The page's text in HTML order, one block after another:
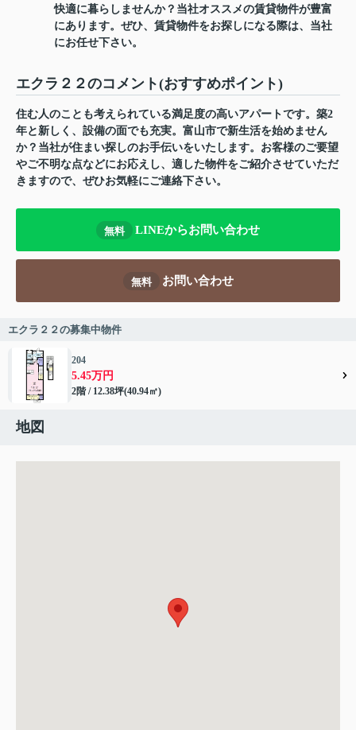
快適に暮らしませんか？当社オススメの賃貸物件が豊富
にあります。ぜひ、賃貸物件をお探しになる際は、当社
にお任せ下さい。
エクラ２２のコメント(おすすめポイント)
住む人のことも考えられている満足度の高いアパートです。築2
年と新しく、設備の面でも充実。富山市で新生活を始めません
か？当社が住まい探しのお手伝いをいたします。お客様のご要望
やご不明な点などにお応えし、適した物件をご紹介させていただ
きますので、ぜひお気軽にご連絡下さい。
無料 LINEからお問い合わせ
無料 お問い合わせ
エクラ２２の募集中物件
204
5.45万円
2階 / 12.38坪(40.94㎡)
地図